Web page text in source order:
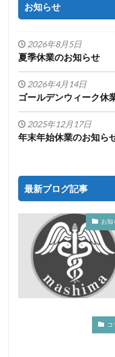
お知らせ
2026年8月5日
夏季休業のお知らせ
2026年4月14日
ゴールデンウィーク休
2025年12月17日
年末年始休業のお知ら
最新ブログ記事
お知
コ